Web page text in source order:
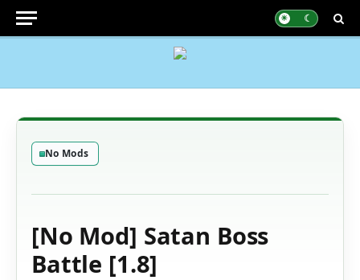
No Mods
[No Mod] Satan Boss
Battle [1.8]